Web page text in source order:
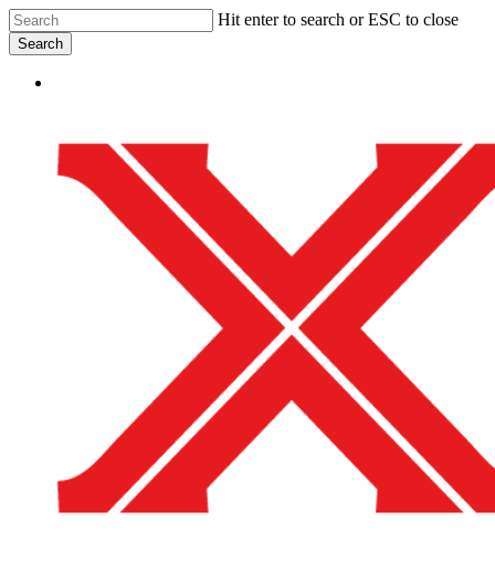
Skip
to
main
content
Hit enter to search or ESC to close
Search
Search